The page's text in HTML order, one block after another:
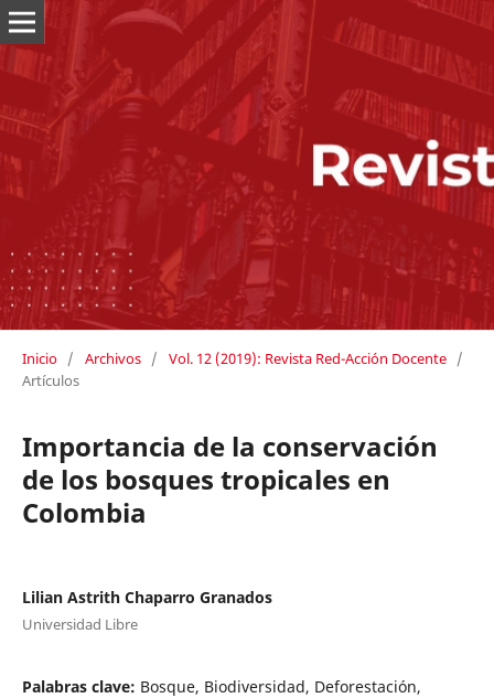
Inicio / Archivos / Vol. 12 (2019): Revista Red-Acción Docente /
Artículos
Importancia de la conservación
de los bosques tropicales en
Colombia
Lilian Astrith Chaparro Granados
Universidad Libre
Palabras clave: Bosque, Biodiversidad, Deforestación,